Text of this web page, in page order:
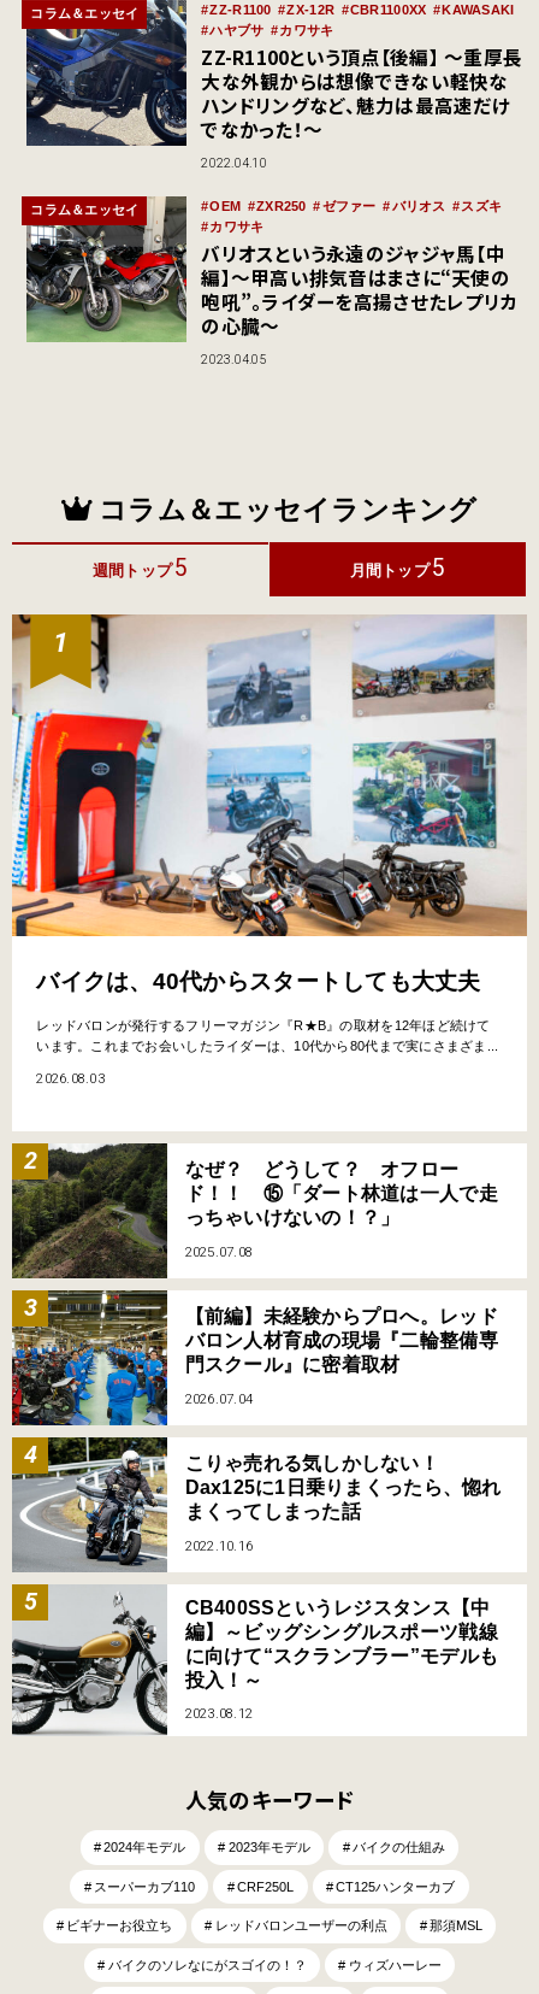
コラム＆エッセイ ZZ-R1100 ZX-12R CBR1100XX
KAWASAKI
ハヤブサ
カワサキ
ZZ-R1100という頂点【後編】 ～重厚長
大な外観からは想像できない軽快な
ハンドリングなど、魅力は最高速だけ
でなかった！～
2022.04.10
コラム＆エッセイ OEM ZXR250 ゼファー バリオス
スズキ
カワサキ
バリオスという永遠のジャジャ馬【中
編】～甲高い排気音はまさに“天使の
咆吼”。ライダーを高揚させたレプリカ
の心臓～
2023.04.05
コラム＆エッセイランキング
週間トップ5 月間トップ 5
バイクは、40代からスタートしても大丈夫
レッドバロンが発行するフリーマガジン『R★B』の取材を12年ほど続けて
います。これまでお会いしたライダーは、10代から80代まで実にさまざま...
2026.08.03
なぜ？ どうして？ オフロー
ド！！ ⑮「ダート林道は一人で走
っちゃいけないの！？」
2025.07.08
【前編】未経験からプロへ。レッド
バロン人材育成の現場『二輪整備専
門スクール』に密着取材
2026.07.04
こりゃ売れる気しかしない！
Dax125に1日乗りまくったら、惚れ
まくってしまった話
2022.10.16
CB400SSというレジスタンス【中
編】～ビッグシングルスポーツ戦線
に向けて“スクランブラー”モデルも
投入！～
2023.08.12
人気のキーワード
2024年モデル 2023年モデル バイクの仕組み
スーパーカブ110 CRF250L CT125ハンターカブ
ビギナーお役立ち レッドバロンユーザーの利点 那須MSL
バイクのソレなにがスゴイの！？ ウィズハーレー